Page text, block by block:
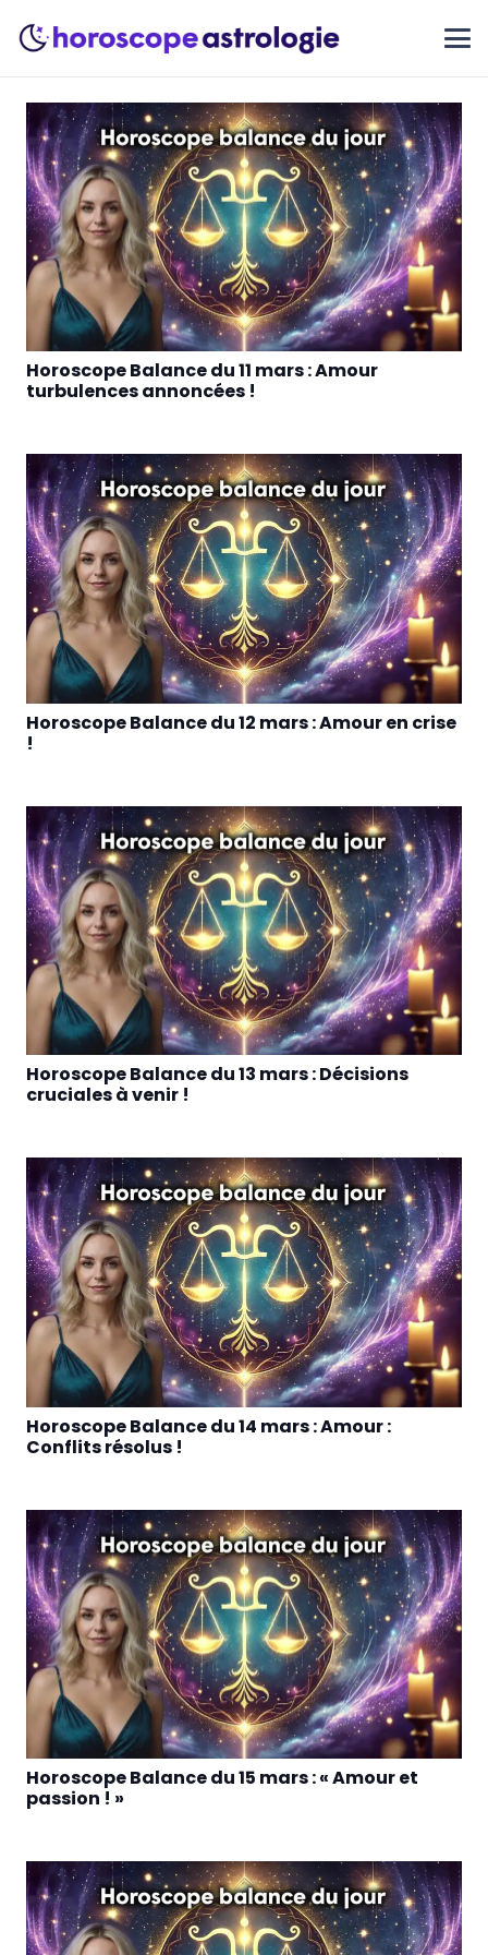
Horoscope Balance du 11 mars : Amour
turbulences annoncées !
Horoscope Balance du 12 mars : Amour en crise
!
Horoscope Balance du 13 mars : Décisions
cruciales à venir !
Horoscope Balance du 14 mars : Amour :
Conflits résolus !
Horoscope Balance du 15 mars : « Amour et
passion ! »